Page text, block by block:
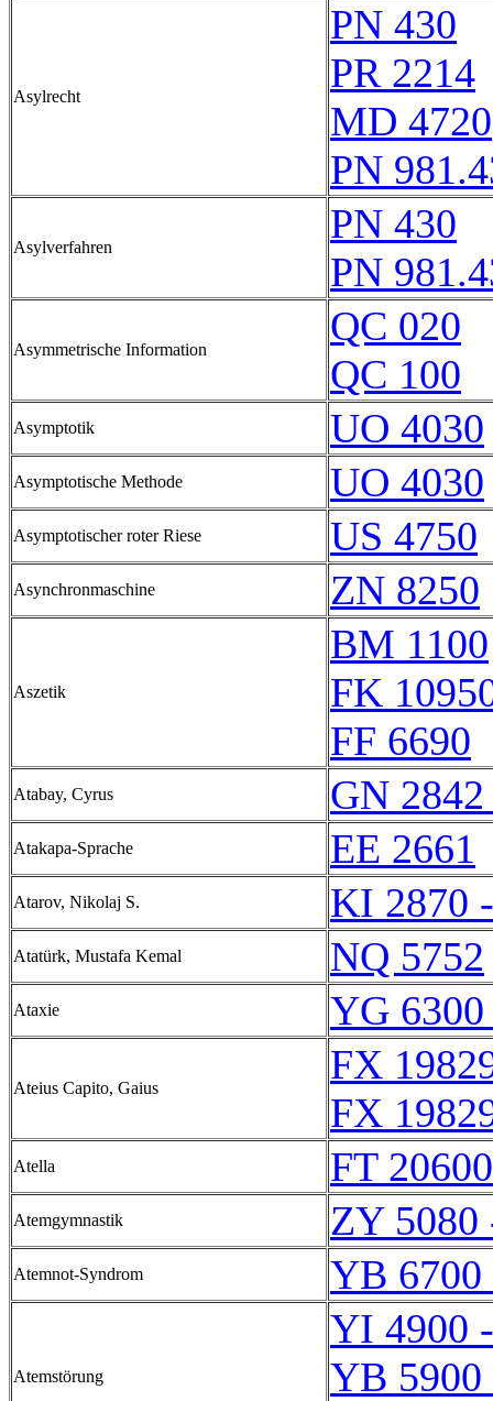
Asylrecht
PN 430
PR 2214
MD 4720
PN
Asylverfahren
PN 430
PN
Asymmetrische Information
QC 020
QC 100
Asymptotik UO 4030
Asymptotische Methode UO 4030
Asymptotischer roter Riese US 4750
Asynchronmaschine ZN 8250
Aszetik
BM 1100
FK
FF 6690
Atabay, Cyrus GN
Atakapa-Sprache EE 2661
Atarov, Nikolaj S. KI 2870
Atatürk, Mustafa Kemal NQ 5752
Ataxie YG
Ateius Capito, Gaius
FX
FX
Atella FT 20600
Atemgymnastik ZY 5080
Atemnot-Syndrom YB
Atemstörung
YI 4900
YB